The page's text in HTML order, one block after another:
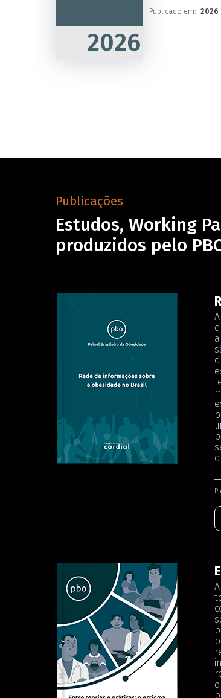
2026
Publicado em: 2026
Publicações
Estudos, Working
produzidos pelo